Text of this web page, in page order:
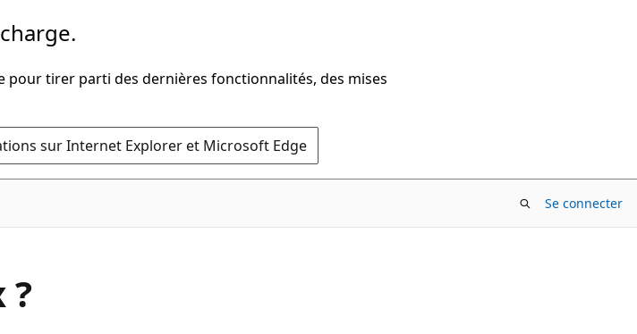
pour tirer parti des dernières fonctionnalités, des mises
sur Internet Explorer et Microsoft Edge
Se connecter
?